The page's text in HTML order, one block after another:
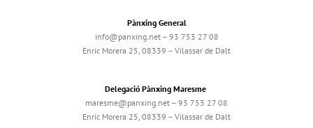
Pànxing General
info@panxing.net – 93 753 27 08
Enric Morera 25, 08339 – Vilassar de Dalt
Delegació Pànxing Maresme
maresme@panxing.net – 93 753 27 08
Enric Morera 25, 08339 – Vilassar de Dalt